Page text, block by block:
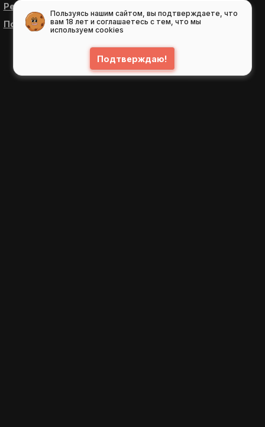
Рекомендательные технологии
Политика конфиденциальности
Пользуясь нашим сайтом, вы подтверждаете, что
вам 18 лет и соглашаетесь с тем, что мы
используем cookies
Подтверждаю!